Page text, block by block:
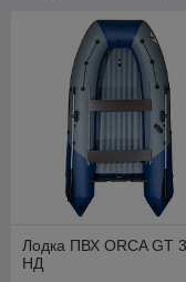
Лодка ПВХ ORCA GT
НД